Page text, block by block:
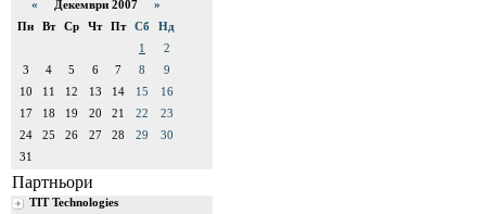
« Декември 2007 »
Пн
Вт Ср Чт Пт Сб
Нд
1
2
3
4 5 6 7 8
9
10
11 12 13 14 15
16
17
18 19 20 21 22
23
24
25 26 27 28 29
30
31
Партньори
TIT Technologies